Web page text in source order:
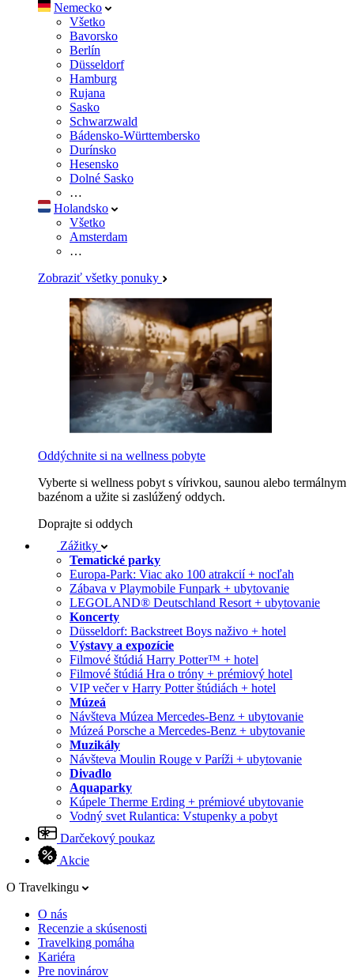
Nemecko
Všetko
Bavorsko
Berlín
Düsseldorf
Hamburg
Rujana
Sasko
Schwarzwald
Bádensko-Württembersko
Durínsko
Hesensko
Dolné Sasko
…
Holandsko
Všetko
Amsterdam
…
Zobraziť všetky ponuky
Oddýchnite si na wellness pobyte
Vyberte si wellness pobyt s vírivkou, saunou alebo termálnym
bazénom a užite si zaslúžený oddych.
Doprajte si oddych
Zážitky
Tematické parky
Europa-Park: Viac ako 100 atrakcií + nocľah
Zábava v Playmobile Funpark + ubytovanie
LEGOLAND® Deutschland Resort + ubytovanie
Koncerty
Düsseldorf: Backstreet Boys naživo + hotel
Výstavy a expozície
Filmové štúdiá Harry Potter™ + hotel
Filmové štúdiá Hra o tróny + prémiový hotel
VIP večer v Harry Potter štúdiách + hotel
Múzeá
Návšteva Múzea Mercedes-Benz + ubytovanie
Múzeá Porsche a Mercedes-Benz + ubytovanie
Muzikály
Návšteva Moulin Rouge v Paríži + ubytovanie
Divadlo
Aquaparky
Kúpele Therme Erding + prémiové ubytovanie
Vodný svet Rulantica: Vstupenky a pobyt
Darčekový poukaz
Akcie
O Travelkingu
O nás
Recenzie a skúsenosti
Travelking pomáha
Kariéra
Pre novinárov